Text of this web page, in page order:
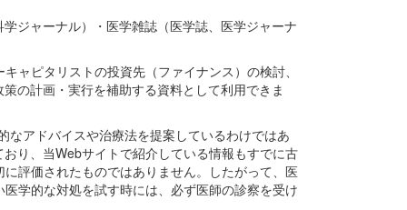
ジャーナル）・医学雑誌（医学誌、医学ジャーナ
ャピタリストの投資先（ファイナンス）の検討、
の計画・実行を補助する資料として利用できま
アドバイスや治療法を提案しているわけではあ
り、当Webサイトで紹介している情報もすでに古
評価されたものではありません。したがって、医
学的な対処を試す時には、必ず医師の診察を受け